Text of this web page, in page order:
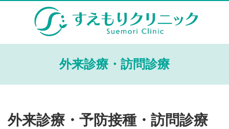
外来診療・訪問診療
外来診療・予防接種・訪問診療